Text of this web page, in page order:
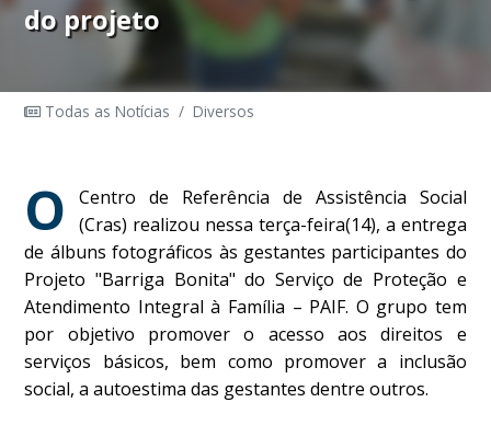
do projeto
Todas as Notícias / Diversos
O
Centro de Referência de Assistência Social
(Cras) realizou nessa terça-feira(14), a entrega
de álbuns fotográficos às gestantes participantes do
Projeto "Barriga Bonita" do Serviço de Proteção e
Atendimento Integral à Família – PAIF. O grupo tem
por objetivo promover o acesso aos direitos e
serviços básicos, bem como promover a inclusão
social, a autoestima das gestantes dentre outros.